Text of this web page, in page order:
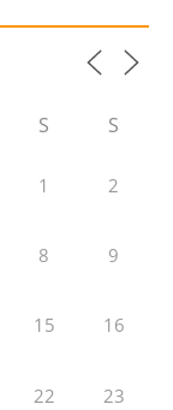
S S
1 2
8 9
15 16
22 23